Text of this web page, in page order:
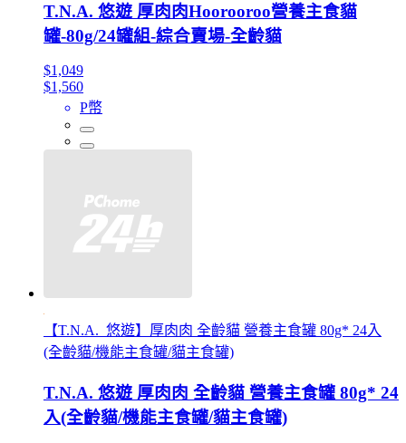
T.N.A. 悠遊 厚肉肉Hoorooroo營養主食貓
罐-80g/24罐組-綜合賣場-全齡貓
$1,049
$1,560
P幣
【T.N.A._悠遊】厚肉肉 全齡貓 營養主食罐 80g* 24入
(全齡貓/機能主食罐/貓主食罐)
T.N.A. 悠遊 厚肉肉 全齡貓 營養主食罐 80g* 24
入(全齡貓/機能主食罐/貓主食罐)